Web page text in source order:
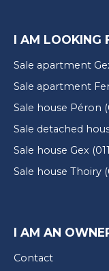
I AM LOOKING
Sale apartment
Sale apartment
Sale house Péron
Sale detached
Sale house Gex
Sale house Thoiry
I AM AN
Contact